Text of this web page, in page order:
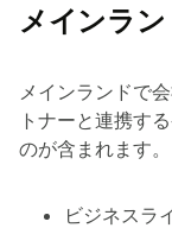
メインラ
メインランドで
トナーと連携す
のが含まれます。
ビジネスラ